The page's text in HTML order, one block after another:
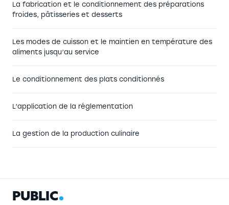
La fabrication et le conditionnement des préparations
froides, pâtisseries et desserts
Les modes de cuisson et le maintien en température des
aliments jusqu’au service
Le conditionnement des plats conditionnés
L’application de la réglementation
La gestion de la production culinaire
PUBLIC